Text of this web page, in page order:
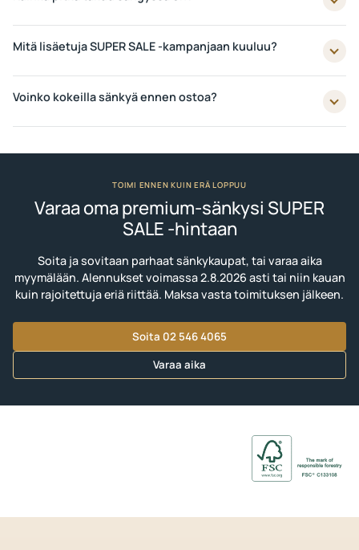
Mitä lisäetuja SUPER SALE -kampanjaan kuuluu?
Voinko kokeilla sänkyä ennen ostoa?
TOIMI ENNEN KUIN ERÄ LOPPUU
Varaa oma premium-sänkysi SUPER
SALE -hintaan
Soita ja sovitaan parhaat sänkykaupat, tai varaa aika
myymälään. Alennukset voimassa 2.8.2026 asti tai niin kauan
kuin rajoitettuja eriä riittää. Maksa vasta toimituksen jälkeen.
Soita 02 546 4065
Varaa aika